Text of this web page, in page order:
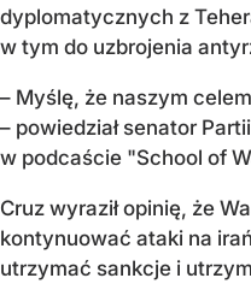
dyplomatycznych z
w tym do uzbrojenia
– Myślę, że naszym
– powiedział senator
w podcaście "School of
Cruz wyraził opinię, że
kontynuować ataki na
utrzymać sankcje i